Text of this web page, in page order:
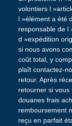
volontiers l
l »élément a été
responsable de l
d »expédition
si nous avons
coût total, y
plaît contactez-
retour. Après
retourner si
douanes frais
remboursement
reçu en parfait